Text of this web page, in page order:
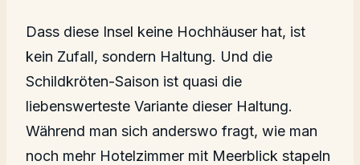
Dass diese Insel keine Hochhäuser hat, ist
kein Zufall, sondern Haltung. Und die
Schildkröten-Saison ist quasi die
liebenswerteste Variante dieser Haltung.
Während man sich anderswo fragt, wie man
noch mehr Hotelzimmer mit Meerblick stapeln